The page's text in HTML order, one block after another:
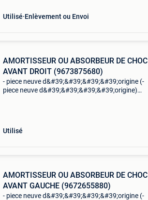
Utilisé Enlèvement ou Envoi
AMORTISSEUR OU ABSORBEUR DE CHOC
AVANT DROIT (9673875680)
- piece neuve d&#39;&#39;&#39;&#39;origine (-
piece neuve d&#39;&#39;&#39;&#39;origine)
Utilisé
AMORTISSEUR OU ABSORBEUR DE CHOC
AVANT GAUCHE (9672655880)
- piece neuve d&#39;&#39;&#39;&#39;origine (-